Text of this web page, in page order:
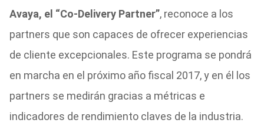
Avaya, el “Co-Delivery Partner”, reconoce a los
partners que son capaces de ofrecer experiencias
de cliente excepcionales. Este programa se pondrá
en marcha en el próximo año fiscal 2017, y en él los
partners se medirán gracias a métricas e
indicadores de rendimiento claves de la industria.